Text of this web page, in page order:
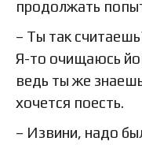
продолжать
– Ты так
Я-то очищаюсь
ведь ты же
хочется поесть.
– Извини, надо